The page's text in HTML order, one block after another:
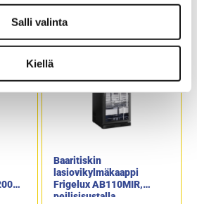
Salli valinta
Kiellä
/
(k) 835 mm.
Kolmella lasiliukuovella.
Sijoitettavissa työtason alle.
Baaritiskin
lasiovikylmäkaappi
Frigelux AB110MIR,
peilisisustalla